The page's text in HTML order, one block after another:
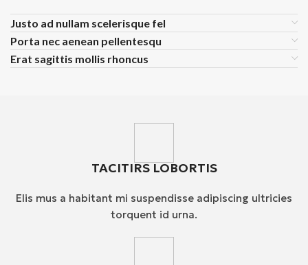
Justo ad nullam scelerisque fel
Porta nec aenean pellentesqu
Erat sagittis mollis rhoncus
TACITIRS LOBORTIS
Elis mus a habitant mi suspendisse adipiscing ultricies
torquent id urna.